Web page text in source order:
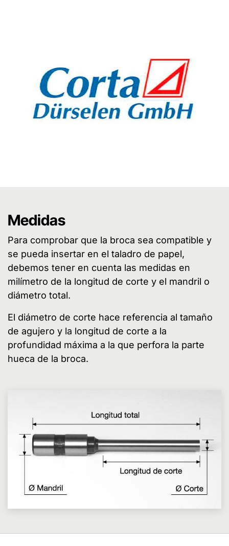
Medidas
Para comprobar que la broca sea compatible y
se pueda insertar en el taladro de papel,
debemos tener en cuenta las medidas en
milímetro de la longitud de corte y el mandril o
diámetro total.
El diámetro de corte hace referencia al tamaño
de agujero y la longitud de corte a la
profundidad máxima a la que perfora la parte
hueca de la broca.